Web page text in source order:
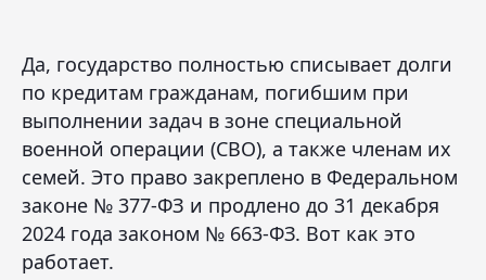
Да, государство полностью списывает долги
по кредитам гражданам, погибшим при
выполнении задач в зоне специальной
военной операции (СВО), а также членам их
семей. Это право закреплено в Федеральном
законе № 377-ФЗ и продлено до 31 декабря
2024 года законом № 663-ФЗ. Вот как это
работает.